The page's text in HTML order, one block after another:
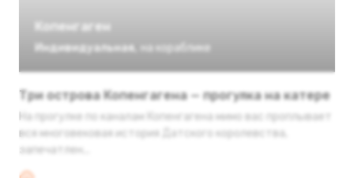
Копенгаген
Индивидуальная на кораблике
Три острова Копенгагена — прогулка на катере
На прогулке по каналам Копенгагена мимо вас проплывает
вся многовековая история Датского королевства,
запечатлен...